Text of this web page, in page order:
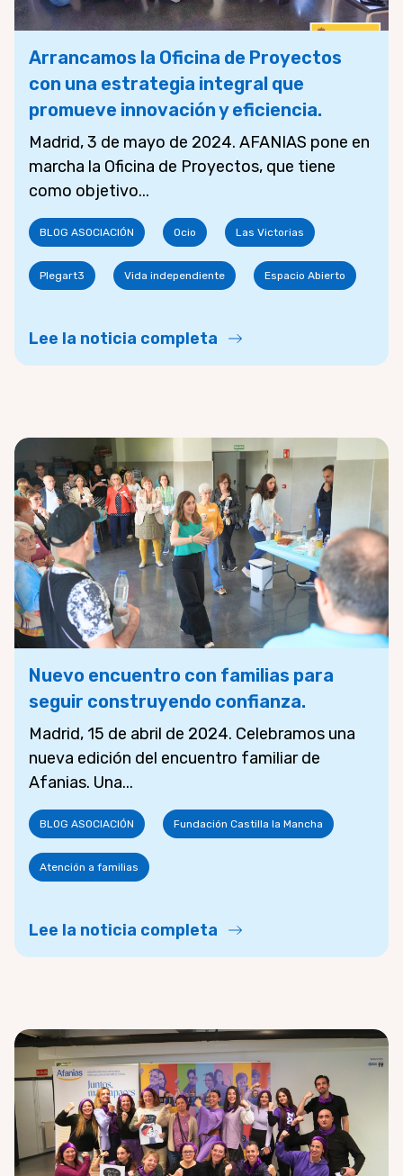
Arrancamos la Oficina de Proyectos
con una estrategia integral que
promueve innovación y eficiencia.
Madrid, 3 de mayo de 2024. AFANIAS pone en
marcha la Oficina de Proyectos, que tiene
como objetivo...
BLOG ASOCIACIÓN Ocio Las Victorias
Plegart3 Vida independiente Espacio Abierto
Lee la noticia completa
Nuevo encuentro con familias para
seguir construyendo confianza.
Madrid, 15 de abril de 2024. Celebramos una
nueva edición del encuentro familiar de
Afanias. Una...
BLOG ASOCIACIÓN Fundación Castilla la Mancha
Atención a familias
Lee la noticia completa